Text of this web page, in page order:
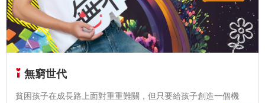
無窮世代
貧困孩子在成長路上面對重重難關，但只要給孩子創造一個機